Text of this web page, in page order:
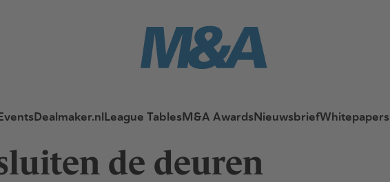
Dealmaker.nlLeague TablesM&A AwardsNieuwsbriefWhitepapers
de deuren